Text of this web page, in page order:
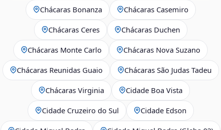
Chácaras Bonanza Chácaras Casemiro
Chácaras Ceres Chácaras Duchen
Chácaras Monte Carlo Chácaras Nova Suzano
Chácaras Reunidas Guaio Chácaras São Judas Tadeu
Chácaras Virginia Cidade Boa Vista
Cidade Cruzeiro do Sul Cidade Edson